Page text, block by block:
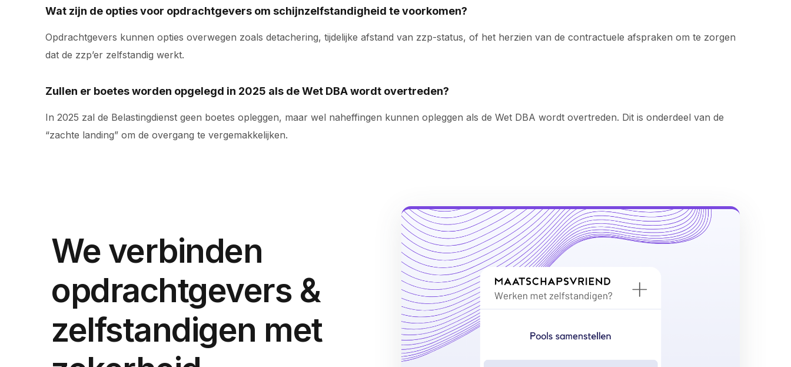
Wat zijn de opties voor opdrachtgevers om schijnzelfstandigheid te voorkomen?
Opdrachtgevers kunnen opties overwegen zoals detachering, tijdelijke afstand van zzp-status, of het herzien van de contractuele afspraken om te zorgen
dat de zzp’er zelfstandig werkt.
Zullen er boetes worden opgelegd in 2025 als de Wet DBA wordt overtreden?
In 2025 zal de Belastingdienst geen boetes opleggen, maar wel naheffingen kunnen opleggen als de Wet DBA wordt overtreden. Dit is onderdeel van de
“zachte landing” om de overgang te vergemakkelijken.
We verbinden
opdrachtgevers &
zelfstandigen met